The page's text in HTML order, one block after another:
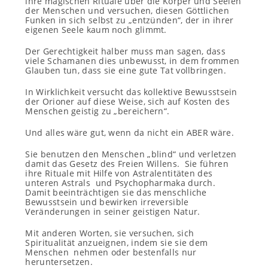
der Menschen und versuchen, diesen Göttlichen
Funken in sich selbst zu „entzünden“, der in ihrer
eigenen Seele kaum noch glimmt.
Der Gerechtigkeit halber muss man sagen, dass
viele Schamanen dies unbewusst, in dem frommen
Glauben tun, dass sie eine gute Tat vollbringen.
In Wirklichkeit versucht das kollektive Bewusstsein
der Orioner auf diese Weise, sich auf Kosten des
Menschen geistig zu „bereichern“.
Und alles wäre gut, wenn da nicht ein ABER wäre.
Sie benutzen den Menschen „blind“ und verletzen
damit das Gesetz des Freien Willens. Sie führen
ihre Rituale mit Hilfe von Astralentitäten des
unteren Astrals und Psychopharmaka durch.
Damit beeinträchtigen sie das menschliche
Bewusstsein und bewirken irreversible
Veränderungen in seiner geistigen Natur.
Mit anderen Worten, sie versuchen, sich
Spiritualität anzueignen, indem sie sie dem
Menschen nehmen oder bestenfalls nur
heruntersetzen.